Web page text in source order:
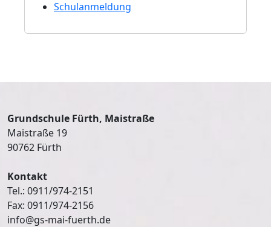
Schulanmeldung
Grundschule Fürth, Maistraße
Maistraße 19
90762 Fürth
Kontakt
Tel.: 0911/974-2151
Fax: 0911/974-2156
info@gs-mai-fuerth.de